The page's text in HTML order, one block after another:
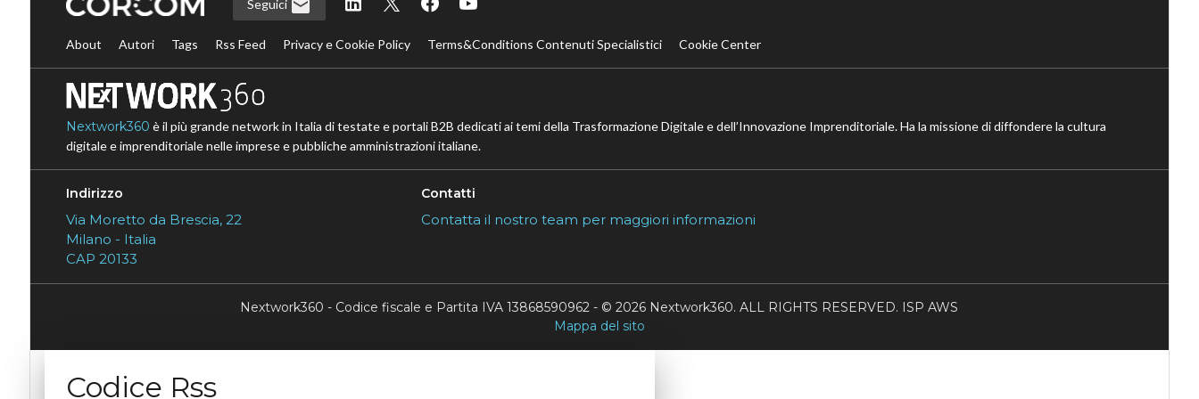
Seguici
About Autori Tags Rss Feed Privacy e Cookie Policy Terms&Conditions Contenuti Specialistici Cookie Center
Nextwork360 è il più grande network in Italia di testate e portali B2B dedicati ai temi della Trasformazione Digitale e dell’Innovazione Imprenditoriale. Ha la missione di diffondere la cultura
digitale e imprenditoriale nelle imprese e pubbliche amministrazioni italiane.
Indirizzo
Via Moretto da Brescia, 22
Milano - Italia
CAP 20133
Contatti
Contatta il nostro team per maggiori informazioni
Nextwork360 - Codice fiscale e Partita IVA 13868590962 - © 2026 Nextwork360. ALL RIGHTS RESERVED. ISP AWS
Mappa del sito
Codice Rss